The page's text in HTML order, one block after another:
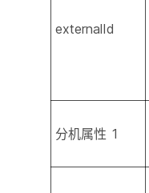
externalId
分机属性 1